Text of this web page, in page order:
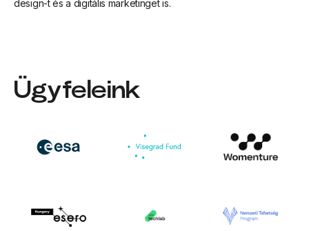
design-t és a digitális marketinget is.
Ügyfeleink